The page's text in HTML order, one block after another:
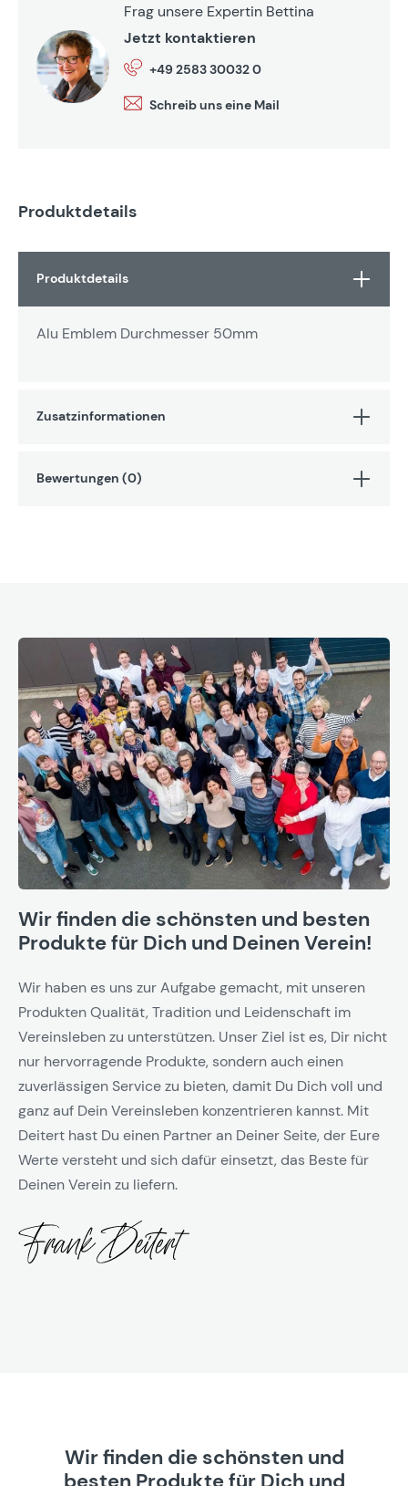
Frag unsere Expertin Bettina
Jetzt kontaktieren
+49 2583 30032 0
Schreib uns eine Mail
Produktdetails
Produktdetails
Alu Emblem Durchmesser 50mm
Zusatzinformationen
Bewertungen (0)
Wir finden die schönsten und besten
Produkte für Dich und Deinen Verein!
Wir haben es uns zur Aufgabe gemacht, mit unseren
Produkten Qualität, Tradition und Leidenschaft im
Vereinsleben zu unterstützen. Unser Ziel ist es, Dir nicht
nur hervorragende Produkte, sondern auch einen
zuverlässigen Service zu bieten, damit Du Dich voll und
ganz auf Dein Vereinsleben konzentrieren kannst. Mit
Deitert hast Du einen Partner an Deiner Seite, der Eure
Werte versteht und sich dafür einsetzt, das Beste für
Deinen Verein zu liefern.
Wir finden die schönsten und